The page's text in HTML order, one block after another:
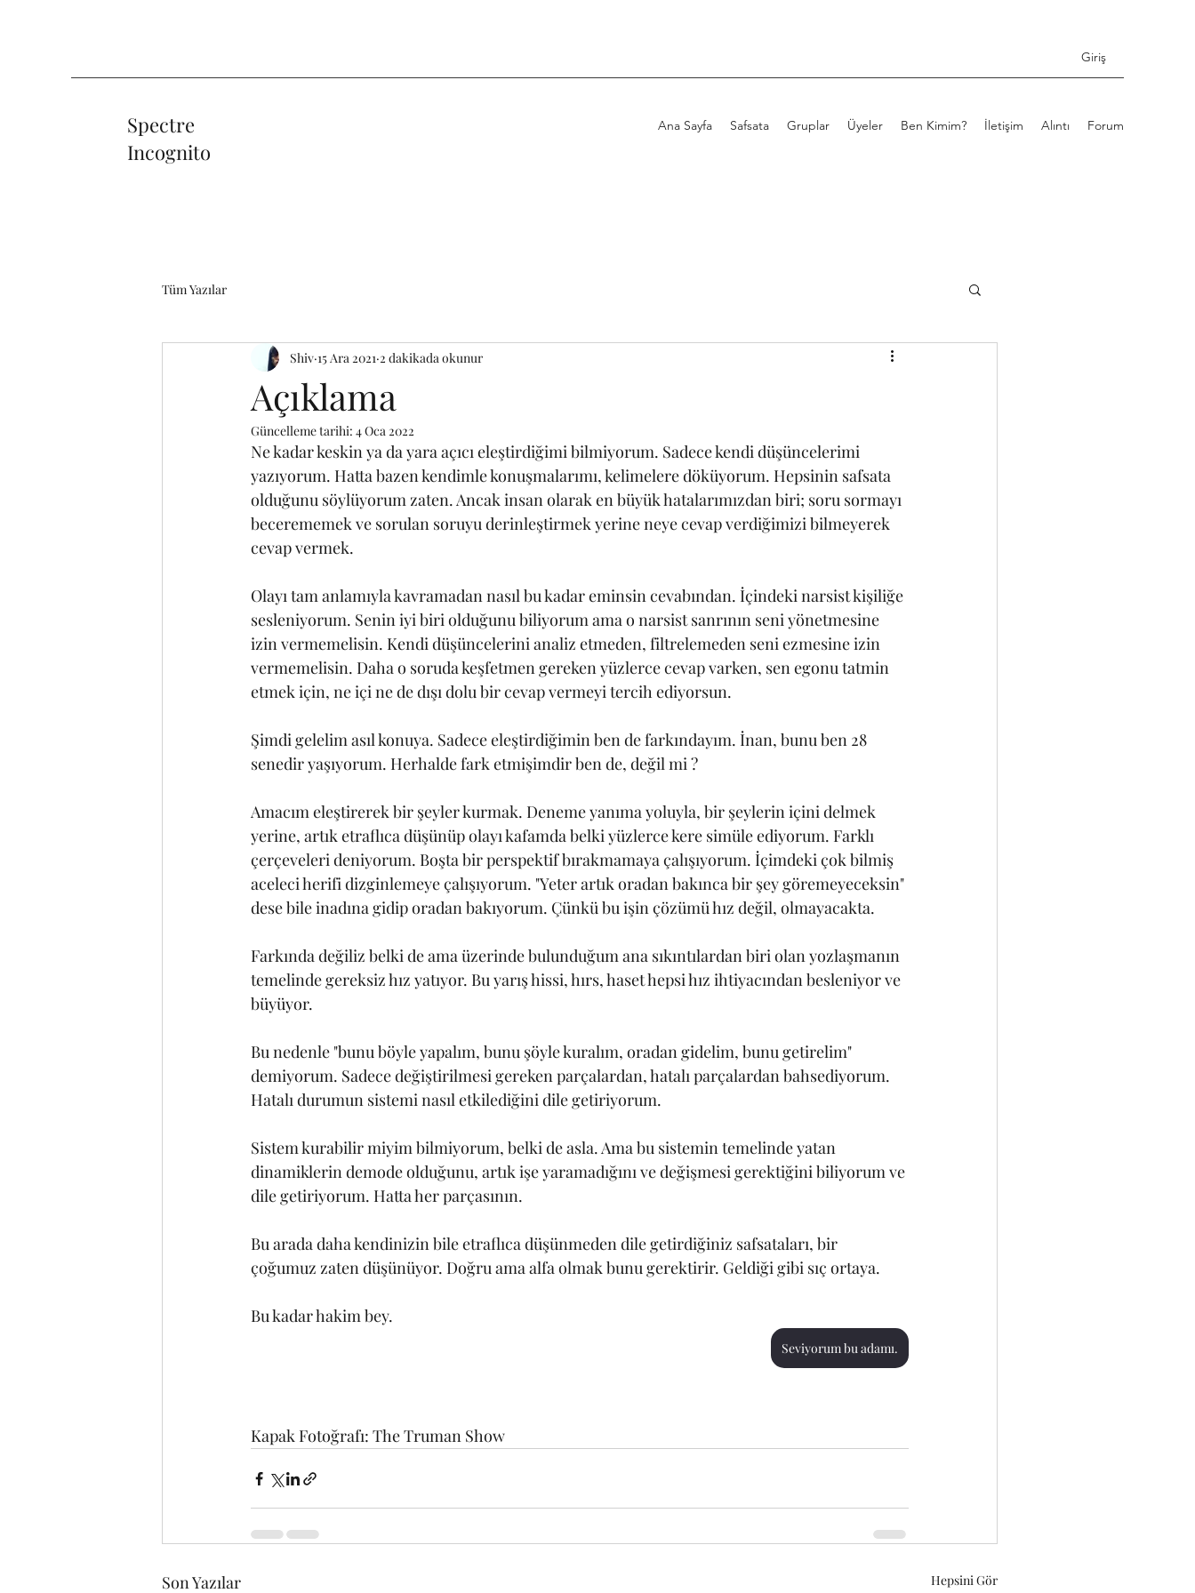
Giriş
Spectre
Incognito
Ana Sayfa Safsata Gruplar Üyeler Ben Kimim? İletişim Alıntı Forum
Tüm Yazılar
Açıklama
Shiv 15 Ara 2021 2 dakikada okunur
Güncelleme tarihi: 4 Oca 2022
Ne kadar keskin ya da yara açıcı eleştirdiğimi bilmiyorum. Sadece kendi düşüncelerimi
yazıyorum. Hatta bazen kendimle konuşmalarımı, kelimelere döküyorum. Hepsinin safsata
olduğunu söylüyorum zaten. Ancak insan olarak en büyük hatalarımızdan biri; soru sormayı
becerememek ve sorulan soruyu derinleştirmek yerine neye cevap verdiğimizi bilmeyerek
cevap vermek.
Olayı tam anlamıyla kavramadan nasıl bu kadar eminsin cevabından. İçindeki narsist kişiliğe
sesleniyorum. Senin iyi biri olduğunu biliyorum ama o narsist sanrının seni yönetmesine
izin vermemelisin. Kendi düşüncelerini analiz etmeden, filtrelemeden seni ezmesine izin
vermemelisin. Daha o soruda keşfetmen gereken yüzlerce cevap varken, sen egonu tatmin
etmek için, ne içi ne de dışı dolu bir cevap vermeyi tercih ediyorsun.
Şimdi gelelim asıl konuya. Sadece eleştirdiğimin ben de farkındayım. İnan, bunu ben 28
senedir yaşıyorum. Herhalde fark etmişimdir ben de, değil mi ?
Amacım eleştirerek bir şeyler kurmak. Deneme yanıma yoluyla, bir şeylerin içini delmek
yerine, artık etraflıca düşünüp olayı kafamda belki yüzlerce kere simüle ediyorum. Farklı
çerçeveleri deniyorum. Boşta bir perspektif bırakmamaya çalışıyorum. İçimdeki çok bilmiş
aceleci herifi dizginlemeye çalışıyorum. "Yeter artık oradan bakınca bir şey göremeyeceksin"
dese bile inadına gidip oradan bakıyorum. Çünkü bu işin çözümü hız değil, olmayacakta.
Farkında değiliz belki de ama üzerinde bulunduğum ana sıkıntılardan biri olan yozlaşmanın
temelinde gereksiz hız yatıyor. Bu yarış hissi, hırs, haset hepsi hız ihtiyacından besleniyor ve
büyüyor.
Bu nedenle "bunu böyle yapalım, bunu şöyle kuralım, oradan gidelim, bunu getirelim"
demiyorum. Sadece değiştirilmesi gereken parçalardan, hatalı parçalardan bahsediyorum.
Hatalı durumun sistemi nasıl etkilediğini dile getiriyorum.
Sistem kurabilir miyim bilmiyorum, belki de asla. Ama bu sistemin temelinde yatan
dinamiklerin demode olduğunu, artık işe yaramadığını ve değişmesi gerektiğini biliyorum ve
dile getiriyorum. Hatta her parçasının.
Bu arada daha kendinizin bile etraflıca düşünmeden dile getirdiğiniz safsataları, bir
çoğumuz zaten düşünüyor. Doğru ama alfa olmak bunu gerektirir. Geldiği gibi sıç ortaya.
Bu kadar hakim bey.
Seviyorum bu adamı.
Kapak Fotoğrafı: The Truman Show
Son Yazılar Hepsini Gör